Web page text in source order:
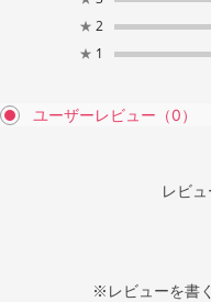
★ 2
★ 1
ユーザーレビュー （0）
レビュ
※レビューを書